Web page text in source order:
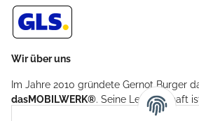
Wir über uns
Im Jahre 2010 gründete Gernot Burger
dasMOBILWERK®. Seine Leidenschaft
ein Car Cover anzubieten - passgenau